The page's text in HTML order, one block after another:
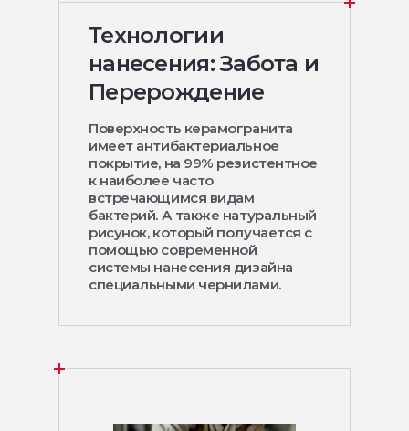
Технологии
нанесения: Забота и
Перерождение
Поверхность керамогранита
имеет антибактериальное
покрытие, на 99% резистентное
к наиболее часто
встречающимся видам
бактерий. А также натуральный
рисунок, который получается с
помощью современной
системы нанесения дизайна
специальными чернилами.